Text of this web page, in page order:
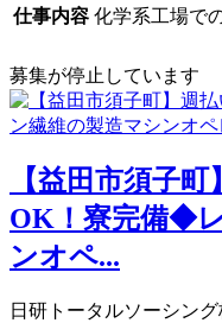
仕事内容 化学系工場で
募集が停止しています
【益田市須子
OK！寮完備◆
ンオペ...
日研トータルソーシン